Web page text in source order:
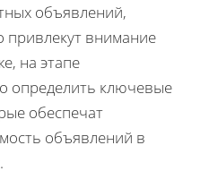
объявлений,
привлекут внимание
на этапе
определить ключевые
обеспечат
объявлений в